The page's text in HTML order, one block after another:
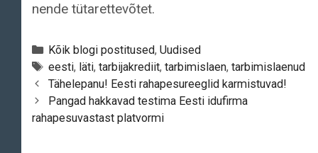
nende tütarettevõtet.
Categories
Kõik blogi postitused, Uudised
Tags
eesti, läti, tarbijakrediit, tarbimislaen, tarbimislaenud
Post
navigation
Tähelepanu! Eesti rahapesureeglid karmistuvad!
Pangad hakkavad testima Eesti idufirma
rahapesuvastast platvormi